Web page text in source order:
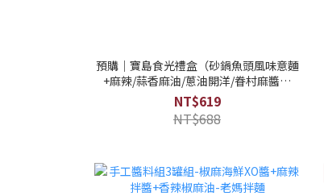
預購｜寶島食光禮盒（砂鍋魚頭風味意麵
+麻辣/蒜香麻油/蔥油開洋/眷村麻醬拌
麵）-老媽拌麵（預計9月起依訂單順序陸
續出貨）
NT$619
NT$688